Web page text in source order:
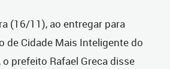
(16/11), ao entregar para
de Cidade Mais Inteligente do
prefeito Rafael Greca disse